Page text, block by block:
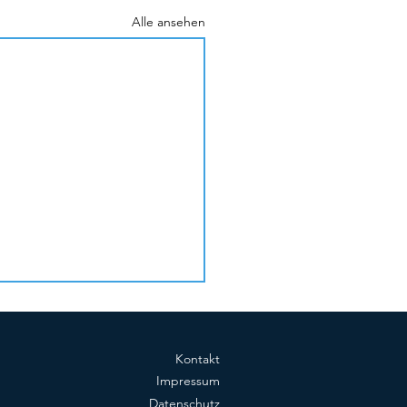
Alle ansehen
Kontakt
Impressum
Datenschutz